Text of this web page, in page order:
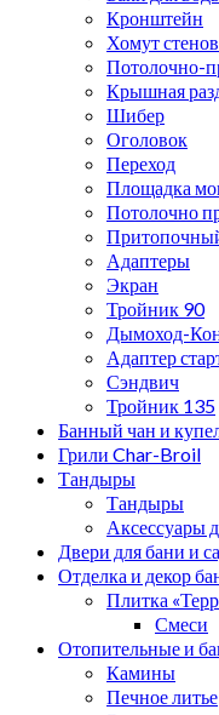
Кронштейн
Хомут
Потолочно-
Крышная
Шибер
Оголовок
Переход
Площадка
Потолочно
Адаптеры
Экран
Тройник 90
Дымоход-
Адаптер
Сэндвич
Тройник 135
Банный чан и
Грили Char-Broil
Тандыры
Тандыры
Аксессуары
Двери для бани и
Отделка и декор
Плитка
Смеси
Отопительные и
Камины
Печное литье